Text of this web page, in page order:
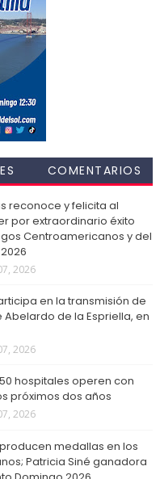
COMENTARIOS
reconoce y felicita al
por extraordinario éxito
Centroamericanos y del
2026
en la transmisión de
de la Espriella, en
2026
hospitales operen con
próximos dos años
2026
producen medallas en los
Patricia Siné ganadora